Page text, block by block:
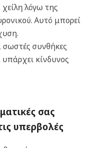
λόγω της
Αυτό μπορεί
σωστές συνθήκες
υπάρχει κίνδυνος
σας
υπερβολές